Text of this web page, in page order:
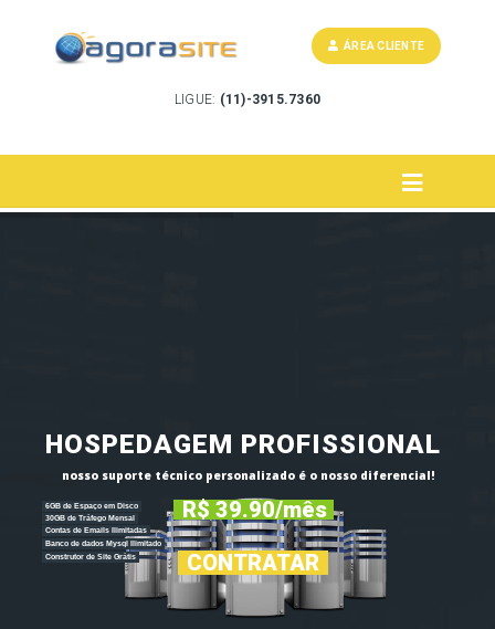
LIGUE: (11)-3915.7360
ÁREA CLIENTE